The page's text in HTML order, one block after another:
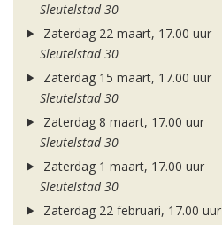
Sleutelstad 30
Zaterdag 22 maart, 17.00 uur
Sleutelstad 30
Zaterdag 15 maart, 17.00 uur
Sleutelstad 30
Zaterdag 8 maart, 17.00 uur
Sleutelstad 30
Zaterdag 1 maart, 17.00 uur
Sleutelstad 30
Zaterdag 22 februari, 17.00 uur